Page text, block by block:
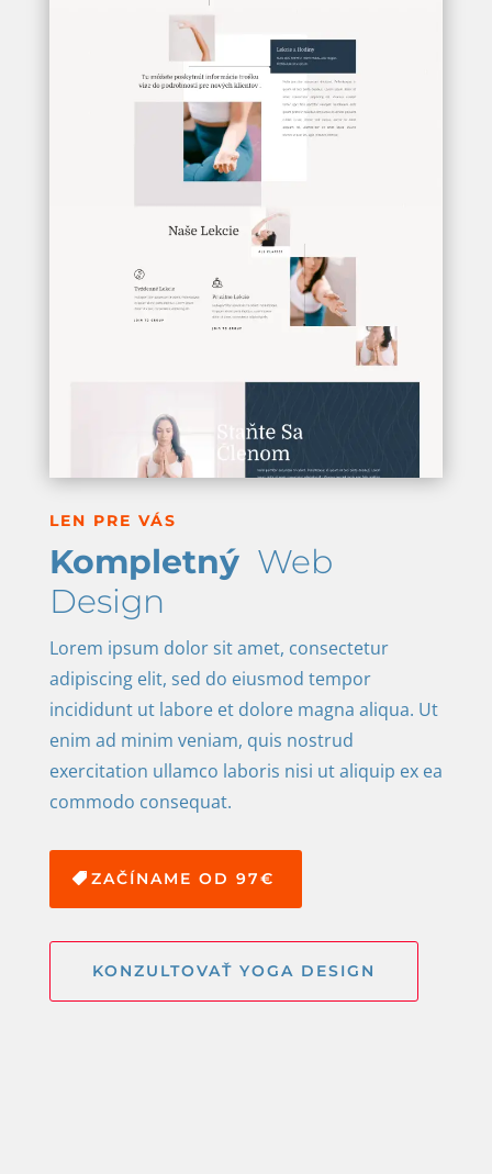
LEN PRE VÁS
Kompletný Web
Design
Lorem ipsum dolor sit amet, consectetur
adipiscing elit, sed do eiusmod tempor
incididunt ut labore et dolore magna aliqua. Ut
enim ad minim veniam, quis nostrud
exercitation ullamco laboris nisi ut aliquip ex ea
commodo consequat.
ZAČÍNAME OD 97€
KONZULTOVAŤ YOGA DESIGN